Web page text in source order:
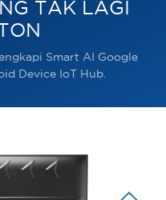
TAK LAGI
Smart AI Google
Device IoT Hub.